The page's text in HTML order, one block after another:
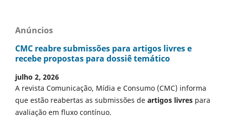
Anúncios
CMC reabre submissões para artigos livres e
recebe propostas para dossiê temático
julho 2, 2026
A revista Comunicação, Mídia e Consumo (CMC) informa
que estão reabertas as submissões de artigos livres para
avaliação em fluxo contínuo.